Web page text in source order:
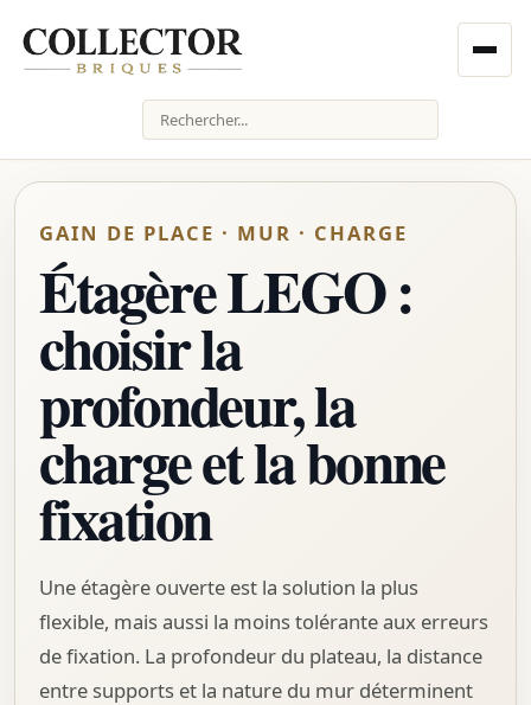
Rechercher
GAIN DE PLACE · MUR · CHARGE
Étagère LEGO :
choisir la
profondeur, la
charge et la bonne
fixation
Une étagère ouverte est la solution la plus
flexible, mais aussi la moins tolérante aux erreurs
de fixation. La profondeur du plateau, la distance
entre supports et la nature du mur déterminent